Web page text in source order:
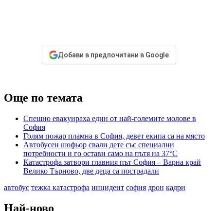
Добави в предпочитани в Google
Още по темата
Спешно евакуираха един от най-големите молове в
София
Голям пожар пламна в София, девет екипа са на място
Автобусен шофьор свали дете със специални
потребности и го остави само на пътя на 37°C
Катастрофа затвори главния път София – Варна край
Велико Търново, две деца са пострадали
автобус тежка катастрофа инцидент софия дрон кадри
Най-ново